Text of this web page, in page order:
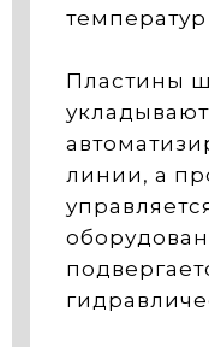
температур
Пластины
линии, а